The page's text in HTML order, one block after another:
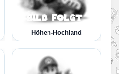
Höhen-Hochland